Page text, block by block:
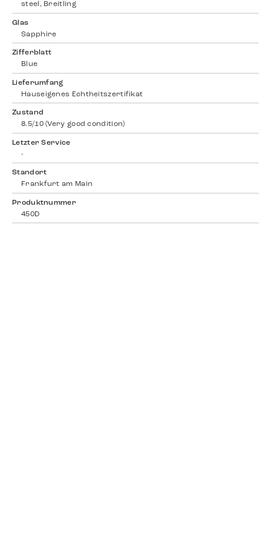
steel, Breitling
Glas
Sapphire
Zifferblatt
Blue
Lieferumfang
Hauseigenes Echtheitszertifikat
Zustand
8.5/10 (Very good condition)
Letzter Service
-
Standort
Frankfurt am Main
Produktnummer
450D